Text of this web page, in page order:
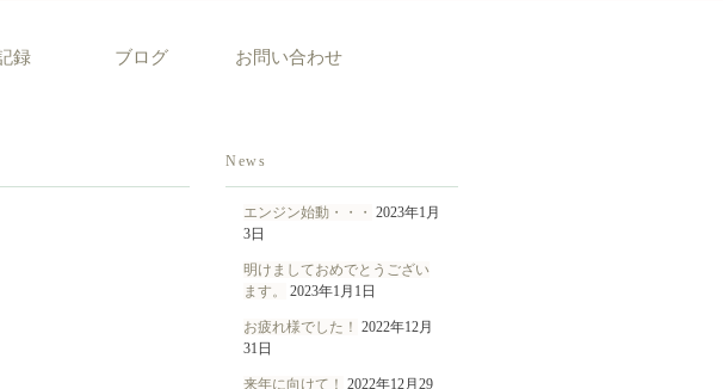
録 ブログ お問い合わせ
News
エンジン始動・・・ 2023年1月
3日
明けましておめでとうござい
ます。
2023年1月1日
お疲れ様でした！ 2022年12月
31日
来年に向けて！ 2022年12月29